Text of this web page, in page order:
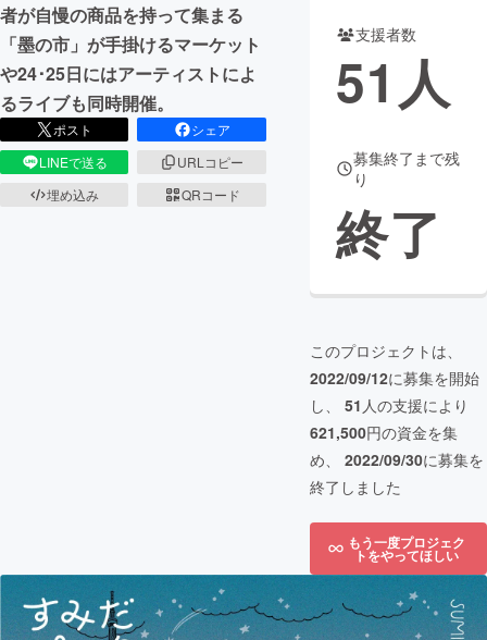
者が自慢の商品を持って集まる
「墨の市」が手掛けるマーケット
や24･25日にはアーティストによ
るライブも同時開催。
ポスト
シェア
LINEで送る
URLコピー
埋め込み
QRコード
支援者数
51 人
募集終了まで残
り
終了
このプロジェクトは、
2022/09/12に募集を開始
し、 51 人の支援により
621,500円の資金を集
め、 2022/09/30に募集を
終了しました
もう一度プロジェク
トをやってほしい